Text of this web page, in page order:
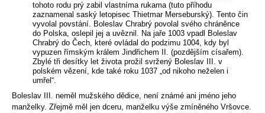
tohoto rodu prý zabil vlastníma rukama (tuto příhodu
zaznamenal saský letopisec Thietmar Merseburský). Tento čin
vyvolal povstání. Boleslav Chrabrý povolal svého chráněnce
do Polska, oslepil jej a uvěznil. Na jaře 1003 vpadl Boleslav
Chrabrý do Čech, které ovládal do podzimu 1004, kdy byl
vypuzen římským králem Jindřichem II. (pozdějším císařem).
Zbylé tři desítky let života prožil svržený Boleslav III. v
polském vězení, kde také roku 1037 „od nikoho neželen i
umřel“.
Boleslav III. neměl mužského dědice, není známé ani jméno jeho
manželky. Zřejmě měl jen dceru, manželku výše zmíněného Vršovce.